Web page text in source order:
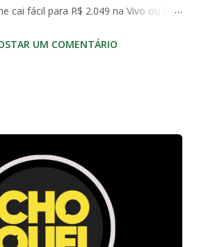
cai fácil para R$ 2.049 na Vivo ou R$
em promoções ainda mais baixas,
com jogo incluso. No bolso brasileiro,
(Forza, Starfield, Call of Duty) e futuro-
1 roda em 1080p dock/720p
a tela com cores vibrantes e
gráficos de 2017. A diferença? O
você joga no sofá, no ônibus ou
UM COMENTÁRIO